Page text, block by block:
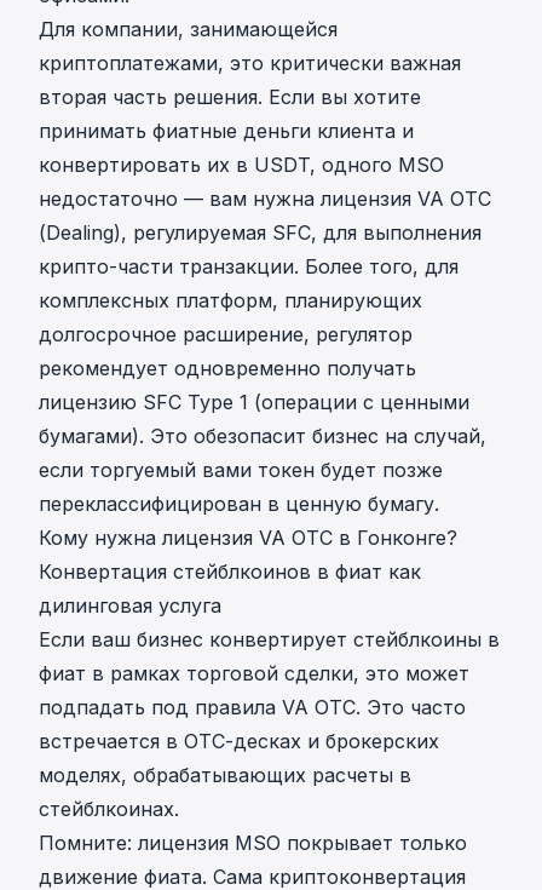
Для компании, занимающейся
криптоплатежами, это критически важная
вторая часть решения. Если вы хотите
принимать фиатные деньги клиента и
конвертировать их в USDT, одного MSO
недостаточно — вам нужна лицензия VA OTC
(Dealing), регулируемая SFC, для выполнения
крипто-части транзакции. Более того, для
комплексных платформ, планирующих
долгосрочное расширение, регулятор
рекомендует одновременно получать
лицензию SFC Type 1 (операции с ценными
бумагами). Это обезопасит бизнес на случай,
если торгуемый вами токен будет позже
переклассифицирован в ценную бумагу.
Кому нужна лицензия VA OTC в Гонконге?
Конвертация стейблкоинов в фиат как
дилинговая услуга
Если ваш бизнес конвертирует стейблкоины в
фиат в рамках торговой сделки, это может
подпадать под правила VA OTC. Это часто
встречается в OTC-десках и брокерских
моделях, обрабатывающих расчеты в
стейблкоинах.
Помните: лицензия MSO покрывает только
движение фиата. Сама криптоконвертация